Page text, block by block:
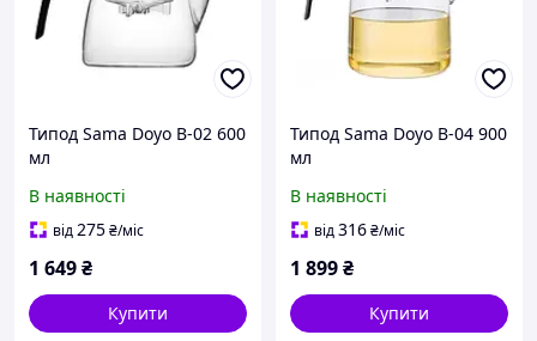
Типод Sama Doyo B-02 600
мл
В наявності
від275₴/міс
1 649₴
Купити
Типод Sama Doyo B-04 900
мл
В наявності
від316₴/міс
1 899₴
Купити